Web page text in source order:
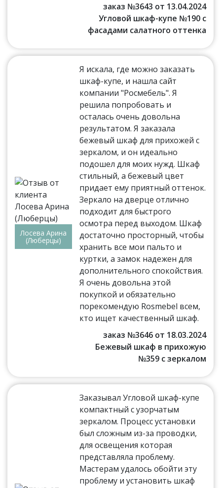
заказ №3643 от 13.04.2024
Угловой шкаф-купе №190 с
фасадами салатного оттенка
Лосева Арина
(Люберцы)
Я искала, где можно заказать
шкаф-купе, и нашла сайт
компании "Росмебель". Я
решила попробовать и
осталась очень довольна
результатом. Я заказала
бежевый шкаф для прихожей с
зеркалом, и он идеально
подошел для моих нужд. Шкаф
стильный, а бежевый цвет
придает ему приятный оттенок.
Зеркало на дверце отлично
подходит для быстрого
осмотра перед выходом. Шкаф
достаточно просторный, чтобы
хранить все мои пальто и
куртки, а замок надежен для
дополнительного спокойствия.
Я очень довольна этой
покупкой и обязательно
порекомендую Rosmebel всем,
кто ищет качественный шкаф.
заказ №3646 от 18.03.2024
Бежевый шкаф в прихожую
№359 с зеркалом
Заказывал Угловой шкаф-купе
компактный с узорчатым
зеркалом. Процесс установки
был сложным из-за проводки,
для освещения которая
представляла проблему.
Мастерам удалось обойти эту
проблему и установить шкаф